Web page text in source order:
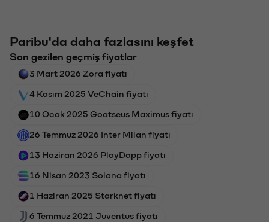
Paribu'da daha fazlasını keşfet
Son gezilen geçmiş fiyatlar
3 Mart 2026 Zora fiyatı
4 Kasım 2025 VeChain fiyatı
10 Ocak 2025 Goatseus Maximus fiyatı
26 Temmuz 2026 Inter Milan fiyatı
13 Haziran 2026 PlayDapp fiyatı
16 Nisan 2023 Solana fiyatı
1 Haziran 2025 Starknet fiyatı
6 Temmuz 2021 Juventus fiyatı